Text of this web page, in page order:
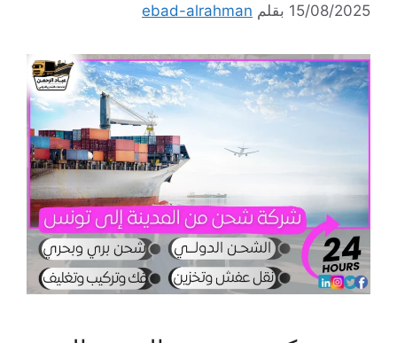
15/08/2025 بقلم ebad-alrahman